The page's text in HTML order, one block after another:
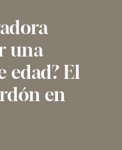
una
edad? El
en